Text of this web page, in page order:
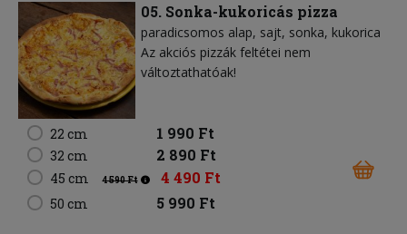
05. Sonka-kukoricás pizza
paradicsomos alap sajt sonka kukorica
Az akciós pizzák feltétei nem
változtathatóak!
22 cm 1 990 Ft
32 cm 2 890 Ft
45 cm 4 590 Ft 4 490 Ft
50 cm 5 990 Ft